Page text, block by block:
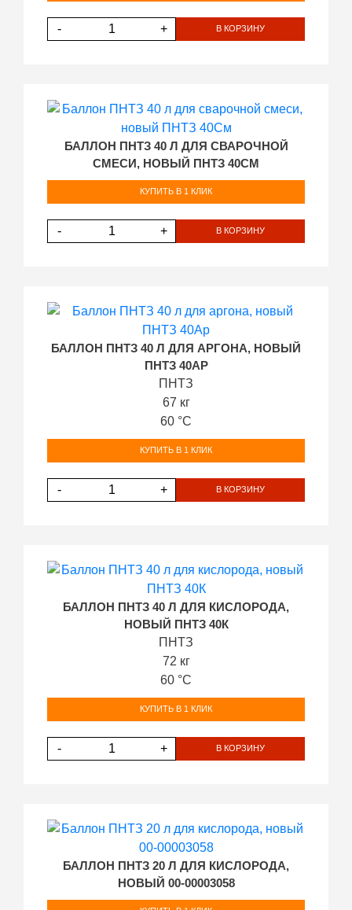
- + В КОРЗИНУ
БАЛЛОН ПНТЗ 40 Л ДЛЯ СВАРОЧНОЙ
СМЕСИ, НОВЫЙ ПНТЗ 40СМ
КУПИТЬ В 1 КЛИК
- + В КОРЗИНУ
БАЛЛОН ПНТЗ 40 Л ДЛЯ АРГОНА, НОВЫЙ
ПНТЗ 40АР
ПНТЗ
67 кг
60 °С
КУПИТЬ В 1 КЛИК
- + В КОРЗИНУ
БАЛЛОН ПНТЗ 40 Л ДЛЯ КИСЛОРОДА,
НОВЫЙ ПНТЗ 40К
ПНТЗ
72 кг
60 °С
КУПИТЬ В 1 КЛИК
- + В КОРЗИНУ
БАЛЛОН ПНТЗ 20 Л ДЛЯ КИСЛОРОДА,
НОВЫЙ 00-00003058